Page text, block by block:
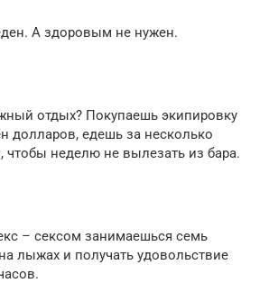
А здоровым не нужен.
отдых? Покупаешь экипировку
долларов, едешь за несколько
чтобы неделю не вылезать из бара.
– сексом занимаешься семь
лыжах и получать удовольствие